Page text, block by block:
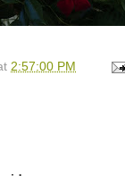
2:57:00 PM